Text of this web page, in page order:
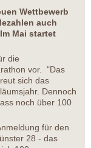
Wettbewerb
auch
Mai startet
die
vor. "Das
sich das
Dennoch
noch über 100
für den
28 - das